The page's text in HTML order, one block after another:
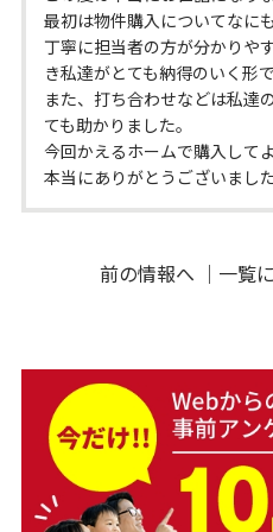
最初は物件購入についてなに
丁寧に担当者の方が分かりや
き私達がとても納得のいく形
また、打ち合わせなどは私達
ても助かりました。
今回かえるホームで購入して
本当にありがとうございました
前の情報へ ｜ 一覧